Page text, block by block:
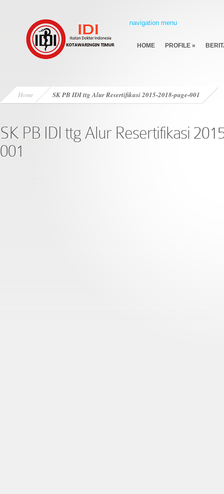
navigation menu
HOME PROFILE »
Home SK PB IDI ttg Alur Resertifikasi 2015-2018-page-001
SK PB IDI ttg Alur Resertifikasi
001